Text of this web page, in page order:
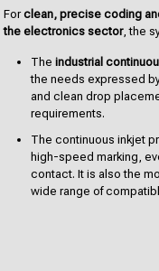
Forclean, precise coding
the electronics sector, the
Theindustrial
the needs expressed
and clean drop
requirements.
The continuous inkjet
high-speed marking,
contact. It is also the
wide range of